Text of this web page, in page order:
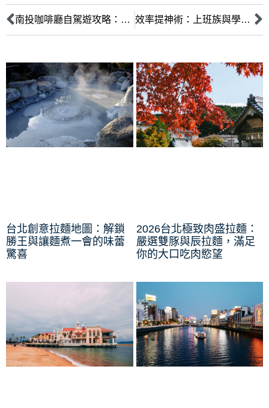
南投咖啡廳自駕遊攻略：交通停車全攻略，輕鬆享受山城咖啡香 效率提神術：上班族與學生必知的咖啡與茶的專注力大作戰
台北創意拉麵地圖：解鎖
勝王與讓麵煮一會的味蕾
驚喜
2026台北極致肉盛拉麵：
嚴選雙豚與辰拉麵，滿足
你的大口吃肉慾望